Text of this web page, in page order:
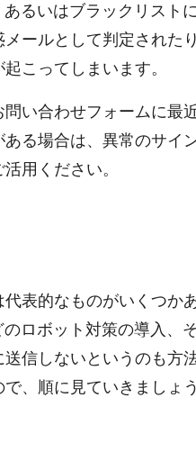
るいはブラックリスト
ールとして判定された
こってしまいます。
い合わせフォームに最
る場合は、異常のサイ
用ください。
表的なものがいくつか
ロボット対策の導入、
信しないというのも方
、順に見ていきましょう